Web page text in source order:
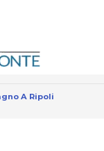
A Ripoli